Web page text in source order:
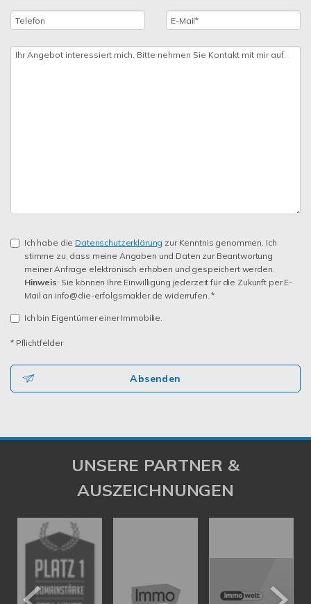
Ich habe die Datenschutzerklärung zur Kenntnis genommen. Ich
stimme zu, dass meine Angaben und Daten zur Beantwortung
meiner Anfrage elektronisch erhoben und gespeichert werden.
Hinweis: Sie können Ihre Einwilligung jederzeit für die Zukunft per E-
Mail an info@die-erfolgsmakler.de widerrufen. *
Ich bin Eigentümer einer Immobilie.
* Pflichtfelder
Absenden
UNSERE PARTNER &
AUSZEICHNUNGEN